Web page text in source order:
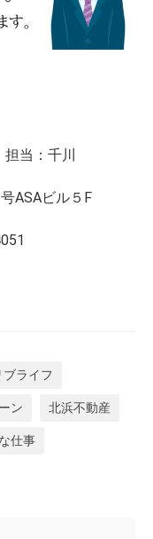
当：千川
ASAビル５F
ブライフ
ン 北浜不動産
仕事